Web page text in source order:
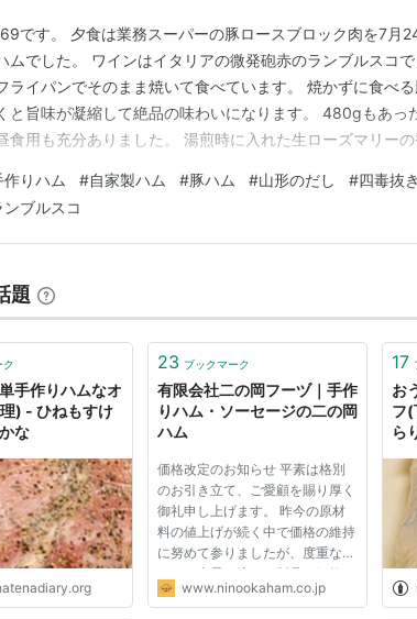
です。 夕食は業務スーパーの豚ロースブロック肉を7月
ムでした。 ワインはイタリアの微発砲赤のランブルスコ
ライパンでそのまま焼いて食べています。 焼かずに食べる
と旨味が凝縮して絶品の味わいになります。 480gもあっ
食用も充分ありました。 湯煎時に入れた生ローズマリー
トマト(柿じゃありません) 大根ときゅうりと海藻のサラダ
日作りました) 合わせたワインは…
作りハム #自家製ハム #豚ハム #山形のだし #四毒抜き
ンブルスコ
題
ク
手作りハムなオ
) - ひねもすけ
な
23 ブックマーク
有限会社二の岡フーヅ｜手作
りハム・ソーセージの二の岡
ハム
価格改定のお知らせ 平素は格別
のお引き立て、ご愛顧を賜り厚く
御礼申し上げます。 昨今の原材
料の値上げが続く中で価格の維持
に努めて参りましたが、度重なる
コスト上昇の流れに製品の価格を
維持することが困難になって参り
www.ninookaham.co.jp
17
お
フ(
ら